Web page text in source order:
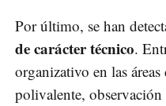
Por último, se han
de carácter técnico.
organizativo en las
polivalente,